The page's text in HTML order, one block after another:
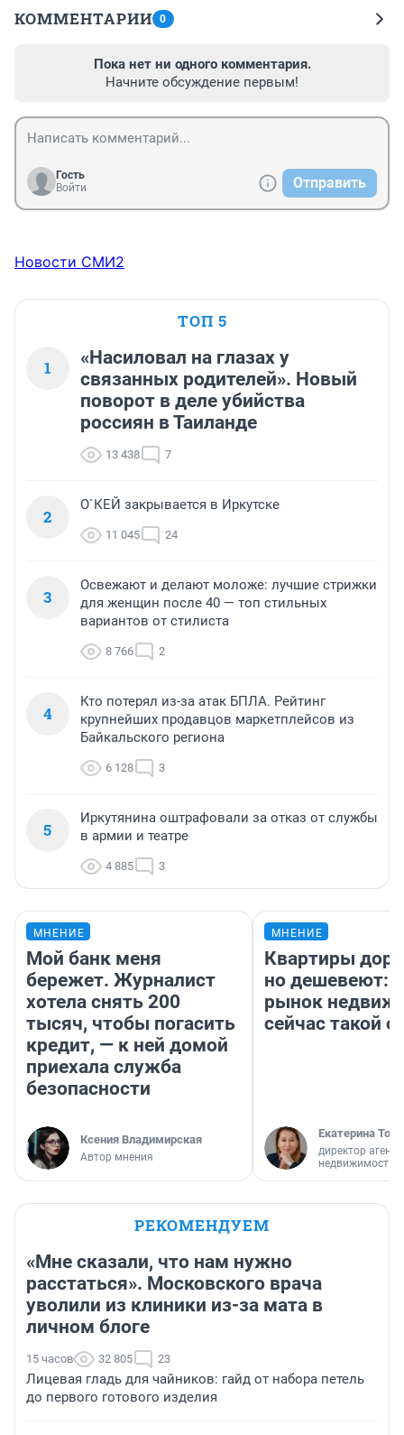
КОММЕНТАРИИ 0
Пока нет ни одного комментария.
Начните обсуждение первым!
Гость
Войти
Отправить
Новости СМИ2
ТОП 5
1
«Насиловал на глазах у
связанных родителей». Новый
поворот в деле убийства
россиян в Таиланде
13 438 7
2
О`КЕЙ закрывается в Иркутске
11 045 24
3
Освежают и делают моложе: лучшие стрижки
для женщин после 40 — топ стильных
вариантов от стилиста
8 766 2
4
Кто потерял из-за атак БПЛА. Рейтинг
крупнейших продавцов маркетплейсов из
Байкальского региона
6 128 3
5
Иркутянина оштрафовали за отказ от службы
в армии и театре
4 885 3
МНЕНИЕ
Мой банк меня
бережет. Журналист
хотела снять 200
тысяч, чтобы погасить
кредит, — к ней домой
приехала служба
безопасности
Ксения Владимирская
Автор мнения
МНЕНИЕ
Квартиры
но дешевеют:
рынок
сейчас такой
Екатерина
директор
недвижимости
РЕКОМЕНДУЕМ
«Мне сказали, что нам нужно
расстаться». Московского врача
уволили из клиники из-за мата в
личном блоге
15 часов 32 805 23
Лицевая гладь для чайников: гайд от набора петель
до первого готового изделия